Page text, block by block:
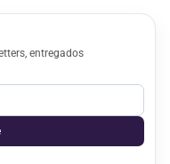
entregados